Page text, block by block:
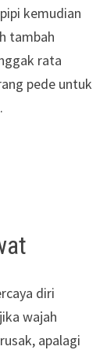
kemudian
tambah
rata
pede untuk
diri
wajah
apalagi